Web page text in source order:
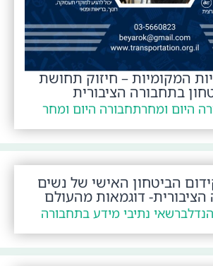
המקומיות – חיזוק תחושת
בתחבורה הציבורית
היום ומחרתחבורה היום ומחר
הביטחון האישי של נשים
דוגמאות מהעולם
הנדלברשאי נתיבי מידע בתחבורה